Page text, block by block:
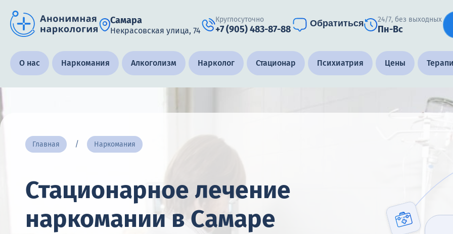
Самара
Некрасовская улица, 74
Круглосуточно
+7 (905) 483-87-88
Обратиться 24/7, без выходных
Пн-Вс
Получить помощь специалиста
Адрес call-центра
Самара, Некрасовская улица, 74
О нас Наркомания Алкоголизм Нарколог Стационар Психиатрия Цены
Главная Наркомания
Стационарное лечение
наркомании в Самаре